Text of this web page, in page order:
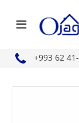
+993 62